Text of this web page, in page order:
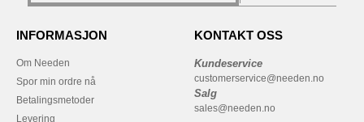
INFORMASJON
Om Needen
Spor min ordre nå
Betalingsmetoder
Levering
KONTAKT OSS
Kundeservice
customerservice@needen.no
Salg
sales@needen.no